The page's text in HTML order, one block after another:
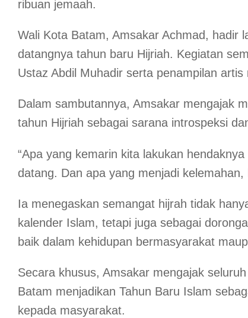
ribuan jemaah.
Wali Kota Batam, Amsakar Achmad, hadir
datangnya tahun baru Hijriah. Kegiatan
Ustaz Abdil Muhadir serta penampilan
Dalam sambutannya, Amsakar mengajak
tahun Hijriah sebagai sarana introspeksi
“Apa yang kemarin kita lakukan
datang. Dan apa yang menjadi
Ia menegaskan semangat hijrah tidak
kalender Islam, tetapi juga sebagai
baik dalam kehidupan bermasyarakat
Secara khusus, Amsakar mengajak
Batam menjadikan Tahun Baru Islam
kepada masyarakat.